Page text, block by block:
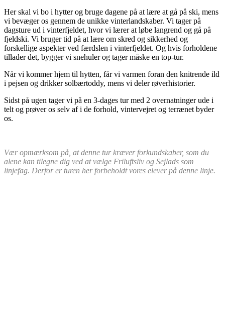
Her skal vi bo i hytter og bruge dagene på at lære at gå på ski, mens
vi bevæger os gennem de unikke vinterlandskaber. Vi tager på
dagsture ud i vinterfjeldet, hvor vi lærer at løbe langrend og gå på
fjeldski. Vi bruger tid på at lære om skred og sikkerhed og
forskellige aspekter ved færdslen i vinterfjeldet. Og hvis forholdene
tillader det, bygger vi snehuler og tager måske en top-tur.
Når vi kommer hjem til hytten, får vi varmen foran den knitrende ild
i pejsen og drikker solbærtoddy, mens vi deler røverhistorier.
Sidst på ugen tager vi på en 3-dages tur med 2 overnatninger ude i
telt og prøver os selv af i de forhold, vintervejret og terrænet byder
os.
Vær opmærksom på, at denne tur kræver forkundskaber, som du
alene kan tilegne dig ved at vælge Friluftsliv og Sejlads som
linjefag. Derfor er turen her forbeholdt vores elever på denne linje.